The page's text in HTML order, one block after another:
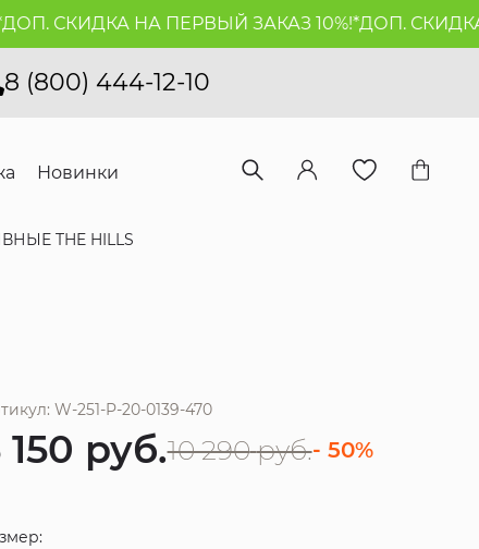
СКИДКА НА ПЕРВЫЙ ЗАКАЗ 10%!*ДОП. СКИДКА
8 (800) 444-12-10
Новинки
THE HILLS
W-251-P-20-0139-470
150 руб.10 290 руб.- 50%